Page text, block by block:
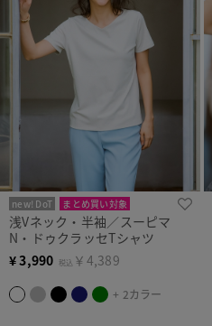
new! DoT まとめ買い対象
浅Vネック・半袖／スーピマ
N・ドゥクラッセTシャツ
¥3,990 税込 ￥4,389
+ 2カラー